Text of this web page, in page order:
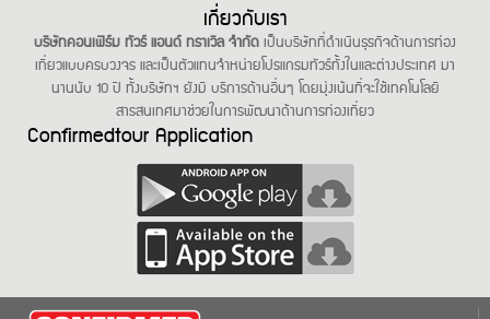
เกี่ยวกับเรา
บริษัทคอนเฟิร์ม ทัวร์ แอนด์ ทราเวิล จำกัดเป็นบริษัทที่ดำเนินธุรกิจด้านการท่อง
เที่ยวแบบครบวงจร และเป็นตัวแทนจำหน่ายโปรแกรมทัวร์ทั้งในและต่างประเทศ มา
นานนับ 10 ปี ทั้งบริษัทฯ ยังมี บริการด้านอื่นๆ โดยมุ่งเน้นที่จะใช้เทคโนโลยี
สารสนเทศมาช่วยในการพัฒนาด้านการท่องเที่ยว
Confirmedtour Application